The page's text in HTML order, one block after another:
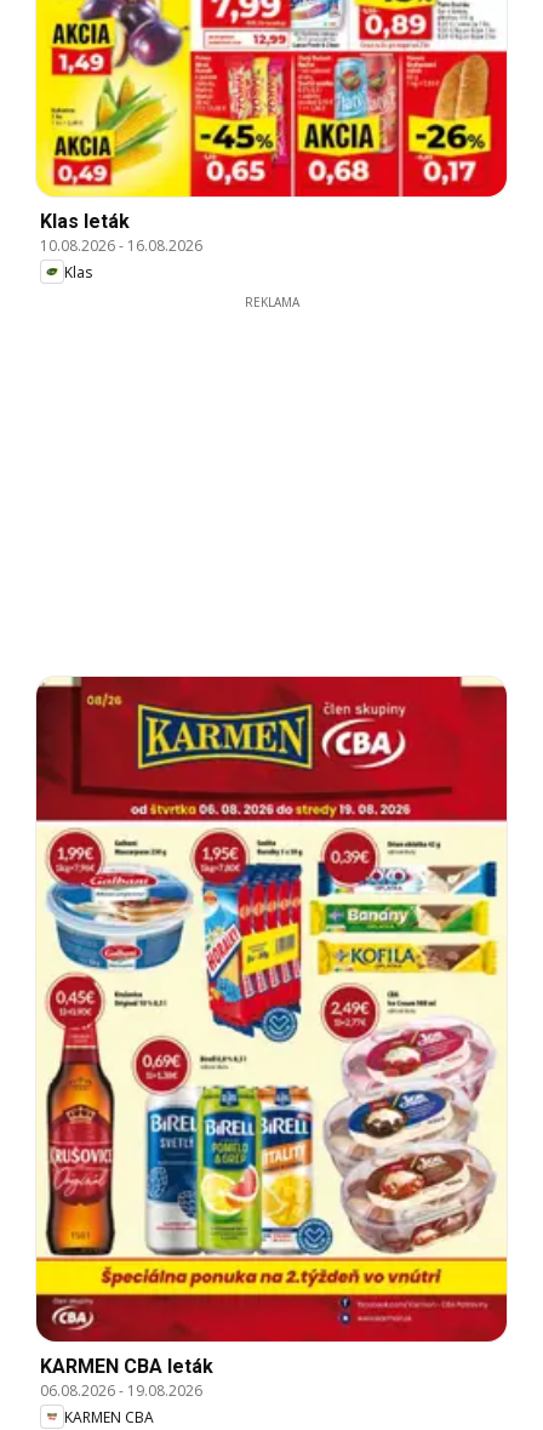
Klas leták
10.08.2026- 16.08.2026
Klas
REKLAMA
KARMEN CBA leták
06.08.2026- 19.08.2026
KARMEN CBA